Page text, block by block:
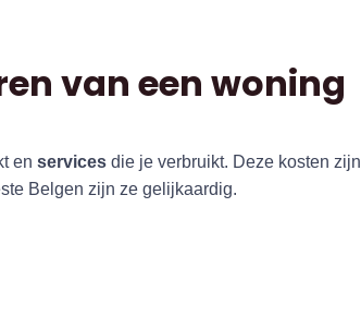
van een woning
en servicesdie je verbruikt. Deze kosten zijn
Belgen zijn ze gelijkaardig.